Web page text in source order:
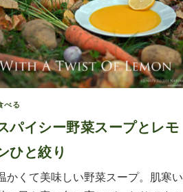
べる
パイシー野菜スープとレモ
ひと絞り
かくて美味しい野菜スープ。肌寒い